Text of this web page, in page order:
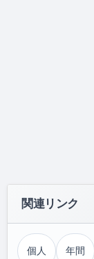
関連リンク
個人 年間